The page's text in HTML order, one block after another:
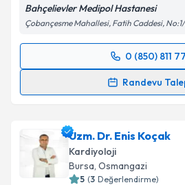
Bahçelievler Medipol Hastanesi
Çobançesme Mahallesi, Fatih Caddesi,
0 (850) 811
Randevu
Randevu Takvimi Talebi
randevu almanız için bir takvim
posta ile bilgilendireceğiz.
E-posta Adresiniz
Uzm. Dr. Enis Koçak
Kardiyoloji
Bursa, Osmangazi
5 (3 Değerlendirme)